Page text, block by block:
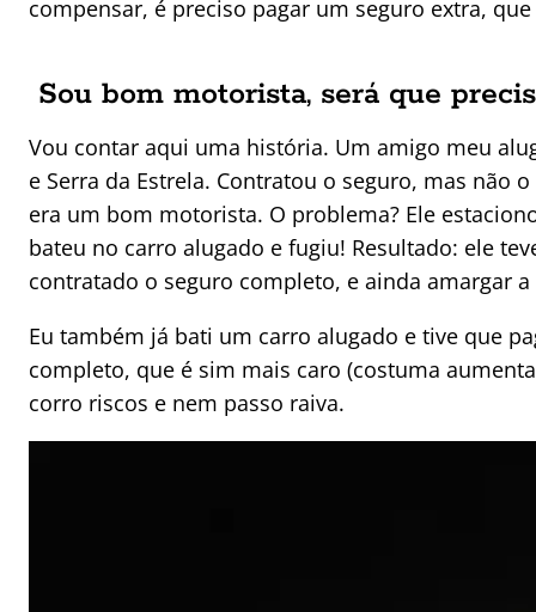
compensar, é preciso pagar um seguro extra,
Sou bom motorista, será que
Vou contar aqui uma história. Um amigo meu
e Serra da Estrela. Contratou o seguro, mas não
era um bom motorista. O problema? Ele
bateu no carro alugado e fugiu! Resultado: ele
contratado o seguro completo, e ainda amargar
Eu também já bati um carro alugado e tive que
completo, que é sim mais caro (costuma
corro riscos e nem passo raiva.